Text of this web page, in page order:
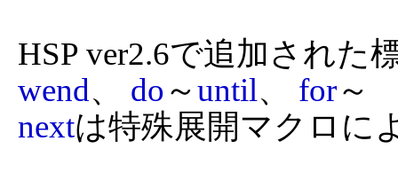
HSP ver2.6で追加された
wend、 do ～until、 for
nextは特殊展開マクロに